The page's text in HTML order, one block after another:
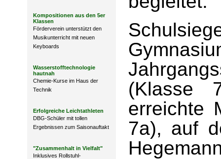
Kompositionen aus den 5er
Klassen
Förderverein unterstützt den
Musikunterricht mit neuen
Keyboards
Wasserstofftechnologie
hautnah
Chemie-Kurse im Haus der
Technik
Erfolgreiche Leichtathleten
DBG-Schüler mit tollen
Ergebnissen zum Saisonauftakt
"Zusammenhalt in Vielfalt"
Inklusives Rollstuhl-
(Klasse
erreichte
7a), auf